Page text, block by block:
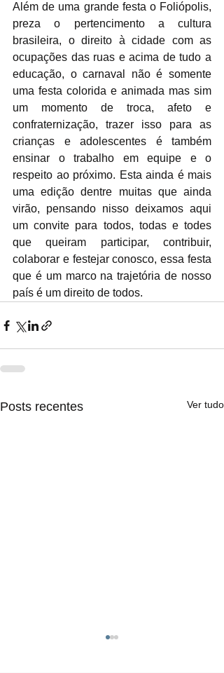
Além de uma grande festa o Foliópolis,
preza o pertencimento a cultura
brasileira, o direito à cidade com as
ocupações das ruas e acima de tudo a
educação, o carnaval não é somente
uma festa colorida e animada mas sim
um momento de troca, afeto e
confraternização, trazer isso para as
crianças e adolescentes é também
ensinar o trabalho em equipe e o
respeito ao próximo. Esta ainda é mais
uma edição dentre muitas que ainda
virão, pensando nisso deixamos aqui
um convite para todos, todas e todes
que queiram participar, contribuir,
colaborar e festejar conosco, essa festa
que é um marco na trajetória de nosso
país é um direito de todos.
Posts recentes Ver tudo